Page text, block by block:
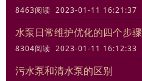
8463阅读 2023-01-11 16:21:37
水泵日常维护优化的四个步骤
8304阅读 2023-01-11 16:12:33
污水泵和清水泵的区别